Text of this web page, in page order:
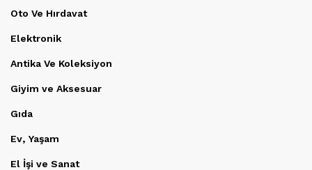
Oto Ve Hırdavat
Elektronik
Antika Ve Koleksiyon
Giyim ve Aksesuar
Gıda
Ev, Yaşam
El İşi ve Sanat